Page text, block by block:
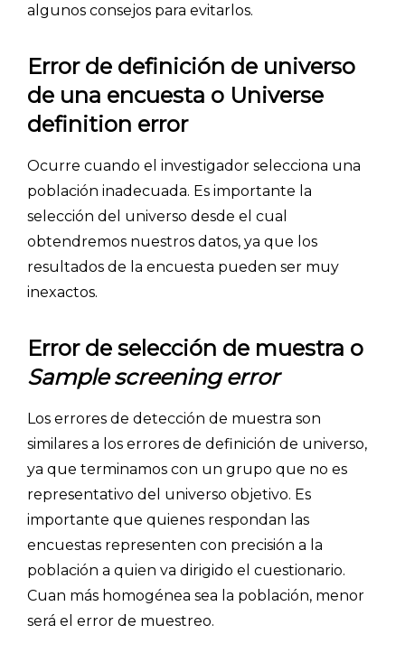
algunos consejos para evitarlos.
Error de definición de universo
de una encuesta o Universe
definition error
Ocurre cuando el investigador selecciona una
población inadecuada. Es importante la
selección del universo desde el cual
obtendremos nuestros datos, ya que los
resultados de la encuesta pueden ser muy
inexactos.
Error de selección de muestra o
Sample screening error
Los errores de detección de muestra son
similares a los errores de definición de universo,
ya que terminamos con un grupo que no es
representativo del universo objetivo. Es
importante que quienes respondan las
encuestas representen con precisión a la
población a quien va dirigido el cuestionario.
Cuan más homogénea sea la población, menor
será el error de muestreo.